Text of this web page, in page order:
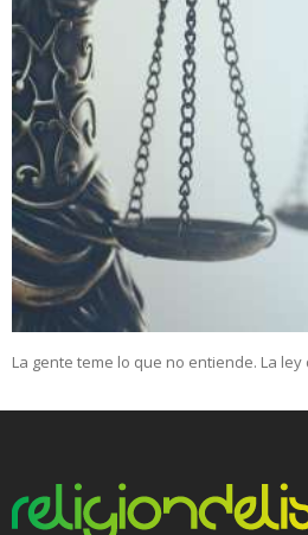
La gente teme lo que no entiende. La